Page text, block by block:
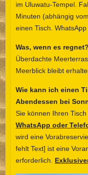
im Uluwatu-Tempel.
Minuten (abhängig
einen Tisch.
Was, wenn es regnet?
Überdachte
Meerblick bleibt
Wie kann ich einen
Abendessen bei
Sie können Ihren
WhatsApp oder
wird eine
fehlt Text] ist eine
erforderlich.